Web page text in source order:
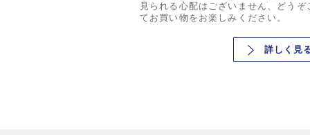
見られる心配はございません、どうぞ
てお買い物をお楽しみください。
詳しく見